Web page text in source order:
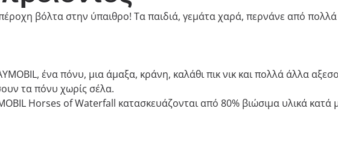
βόλτα στην ύπαιθρο! Τα παιδιά, γεμάτα χαρά, περνάνε από
ένα πόνυ, μια άμαξα, κράνη, καλάθι πικ νικ και πολλά άλλα
τα πόνυ χωρίς σέλα.
Horses of Waterfall κατασκευάζονται από 80% βιώσιμα υλικά κατά